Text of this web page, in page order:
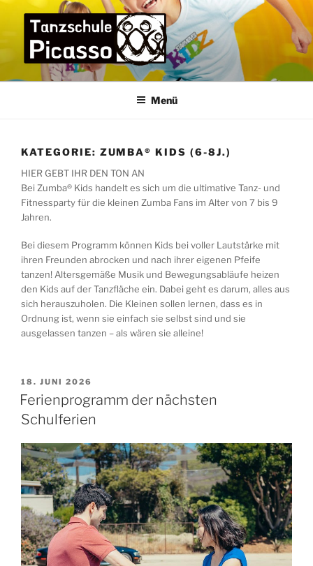
springen
TANZSCHULE PICASSO
die Tanzschule im Bremer Osten für die ganze Familie –
Menü
KATEGORIE: ZUMBA® KIDS (6-8J.)
HIER GEBT IHR DEN TON AN
Bei Zumba® Kids handelt es sich um die ultimative Tanz- und
Fitnessparty für die kleinen Zumba Fans im Alter von 7 bis 9
Jahren.
Bei diesem Programm können Kids bei voller Lautstärke mit
ihren Freunden abrocken und nach ihrer eigenen Pfeife
tanzen! Altersgemäße Musik und Bewegungsabläufe heizen
den Kids auf der Tanzfläche ein. Dabei geht es darum, alles aus
sich herauszuholen. Die Kleinen sollen lernen, dass es in
Ordnung ist, wenn sie einfach sie selbst sind und sie
ausgelassen tanzen – als wären sie alleine!
VERÖFFENTLICHT
AM
18. JUNI 2026
Ferienprogramm der nächsten
Schulferien